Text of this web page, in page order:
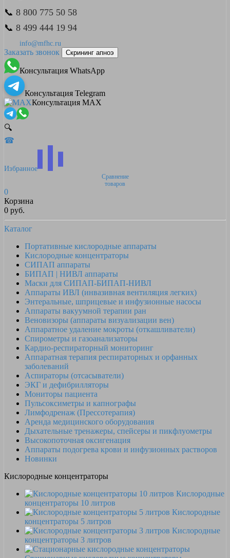
📞 8 800 775 50 58
📞 8 499 444 19 94
info@mfhc.ru
Заказать звонок Скрининг апноэ
Консультация WhatsApp
Консультация Telegram
Консультация MAX
🔍
☎
Избранное
Сравнение
товаров
0
Корзина
0 руб.
Каталог
Портативные кислородные аппараты
Кислородные концентраторы
СИПАП аппараты
БИПАП | НИВЛ аппараты
Маски для СИПАП-БИПАП-НИВЛ
Аппараты ИВЛ (инвазивная вентиляция легких)
Энтеральные, шприцевые и инфузионные насосы
Аппараты вакуумной терапии ран
Веновизоры (аппараты визуализации вен)
Аппаратное удаление мокроты (откашливатели)
Спирометры и газоанализаторы
Кардио-респираторный мониторинг
Аппаратная терапия респираторных и орфанных
заболеваний
Аспираторы (отсасыватели)
ЭКГ и дефибрилляторы
Мониторы пациента
Пульсоксиметры и капнографы
Лимфодренаж (Прессотерапия)
Аренда медицинского оборудования
Дыхательные тренажеры, спейсеры и пикфлуометры
Высокопоточная оксигенация
Аппараты подогрева крови и инфузионных растворов
Новинки
Кислородные концентраторы
Кислородные
концентраторы 10 литров
Кислородные
концентраторы 5 литров
Кислородные
концентраторы 3 литров